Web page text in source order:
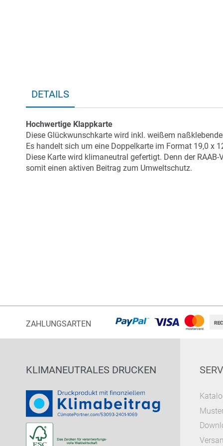
DETAILS
Hochwertige Klappkarte
Diese Glückwunschkarte wird inkl. weißem
Es handelt sich um eine Doppelkarte im Format 19,0 x
Diese Karte wird klimaneutral gefertigt. Denn der
somit einen aktiven Beitrag zum Umweltschutz.
ZAHLUNGSARTEN
KLIMANEUTRALES DRUCKEN